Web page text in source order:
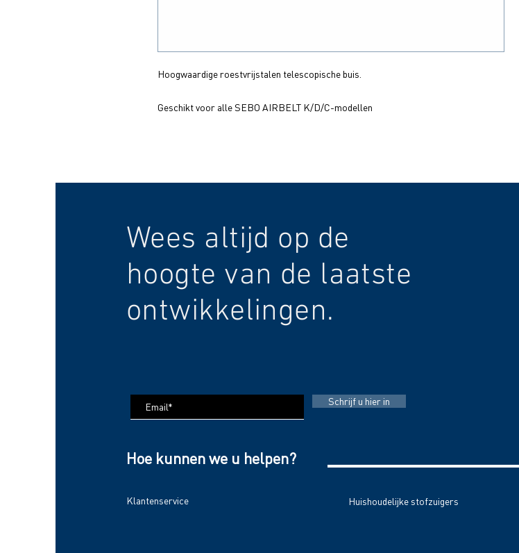
Hoogwaardige roestvrijstalen telescopische buis.
Geschikt voor alle SEBO AIRBELT K/D/C-modellen
Wees altijd op de
hoogte van de laatste
ontwikkelingen.
Schrijf u hier in
Hoe kunnen we u helpen?
Klantenservice Huishoudelijke stofzuigers